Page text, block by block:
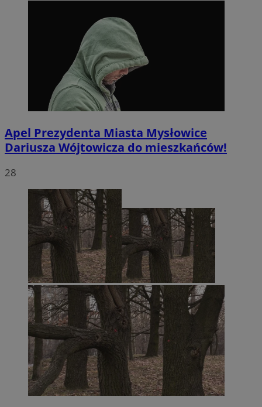
Apel Prezydenta Miasta Mysłowice
Dariusza Wójtowicza do mieszkańców!
28